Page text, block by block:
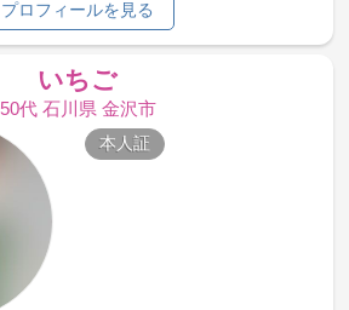
プロフィールを見る
いちご
50代 石川県 金沢市
本人証